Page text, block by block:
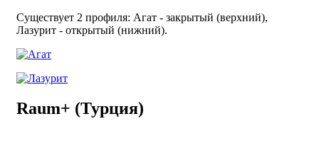
Существует 2 профиля: Агат - закрытый (верхний),
Лазурит - открытый (нижний).
Raum+ (Турция)